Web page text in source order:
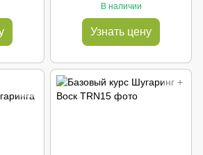
В наличии
Узнать цену